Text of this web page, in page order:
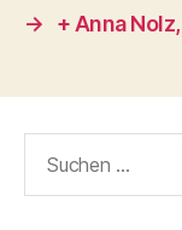
→
+ Anna
nach: